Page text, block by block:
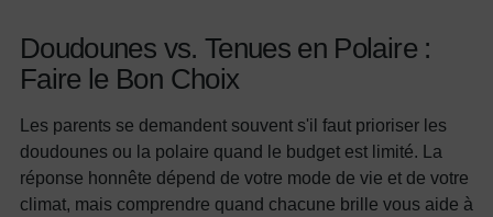
Doudounes vs. Tenues en Polaire :
Faire le Bon Choix
Les parents se demandent souvent s'il faut prioriser les
doudounes ou la polaire quand le budget est limité. La
réponse honnête dépend de votre mode de vie et de votre
climat, mais comprendre quand chacune brille vous aide à